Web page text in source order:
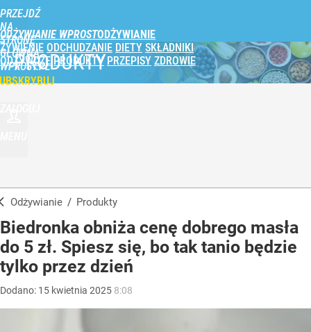
PRZEJDŹ
NA
STRONĘ
GŁÓWNĄ
WPROST.PL
ODŻYWIANIE WPROST
ŻYWIENIE ODCHUDZANIE DIETY SKŁADNIKI
ODŻYWCZE PRODUKTY PRZEPISY ZDROWIE
PRODUKTY
Odżywianie / Produkty
Biedronka obniża cenę dobrego masła
do 5 zł. Spiesz się, bo tak tanio będzie
tylko przez dzień
Dodano: 15 kwietnia 2025 8:08